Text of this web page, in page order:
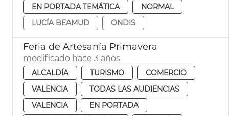
EN PORTADA TEMÁTICA
NORMAL
LUCÍA BEAMUD
ONDIS
Feria de Artesanía Primavera
modificado hace 3 años
ALCALDÍA TURISMO
COMERCIO
VALENCIA
TODAS LAS AUDIENCIAS
VALENCIA
EN PORTADA